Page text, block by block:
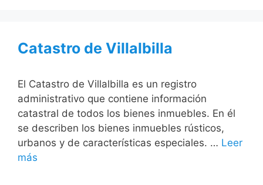
Catastro de Villalbilla
El Catastro de Villalbilla es un registro
administrativo que contiene información
catastral de todos los bienes inmuebles. En él
se describen los bienes inmuebles rústicos,
urbanos y de características especiales. … Leer
más